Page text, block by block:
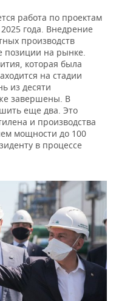
работа по проектам
года. Внедрение
производств
позиции на рынке.
которая была
на стадии
из десяти
завершены. В
еще два. Это
и производства
мощности до 100
в процессе